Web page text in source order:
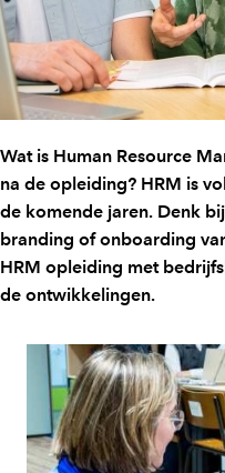
Wat is Human Resource
na de opleiding? HRM is
de komende jaren. Denk
branding of onboarding
HRM opleiding met
de ontwikkelingen.